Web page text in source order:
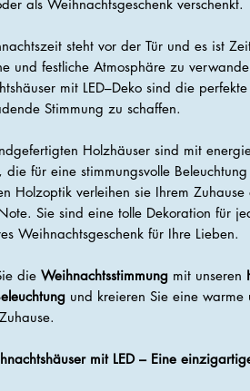
als Weihnachtsgeschenk verschenkt.
steht vor der Tür und es ist
und festliche Atmosphäre zu
mit LED–Deko sind die
Stimmung zu schaffen.
Holzhäuser sind mit
die für eine stimmungsvolle
Holzoptik verleihen sie Ihrem
Sie sind eine tolle Dekoration für
Weihnachtsgeschenk für Ihre Lieben.
die Weihnachtsstimmung mit unseren
und kreieren Sie eine warme
mit LED – Eine